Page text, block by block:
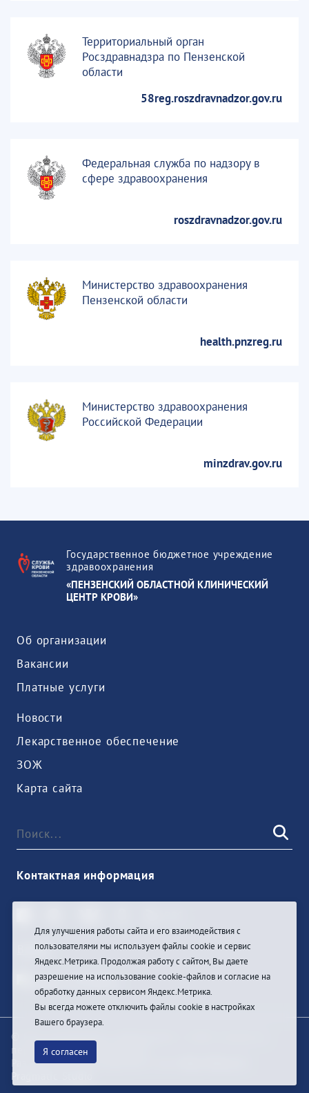
Территориальный орган
Росздравнадзра по Пензенской
области
58reg.roszdravnadzor.gov.ru
Федеральная служба по надзору в
сфере здравоохранения
roszdravnadzor.gov.ru
Министерство здравоохранения
Пензенской области
health.pnzreg.ru
Министерство здравоохранения
Российской Федерации
minzdrav.gov.ru
Государственное бюджетное учреждение
здравоохранения
«ПЕНЗЕНСКИЙ ОБЛАСТНОЙ КЛИНИЧЕСКИЙ
ЦЕНТР КРОВИ»
Об организации
Вакансии
Платные услуги
Новости
Лекарственное обеспечение
ЗОЖ
Карта сайта
Контактная информация
Войти
© При цитировании информации с сайта ссылка на
первоисточник обязательна
Разработка и техподдержка сайта
Pragmatic Studio
Для улучшения работы сайта и его взаимодействия с
пользователями мы используем файлы cookie и сервис
Яндекс.Метрика. Продолжая работу с сайтом, Вы даете
разрешение на использование cookie-файлов и согласие на
обработку данных сервисом Яндекс.Метрика.
Вы всегда можете отключить файлы cookie в настройках
Вашего браузера.
Я согласен